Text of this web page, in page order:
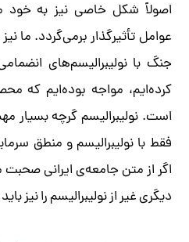
اصولاً شکل خاصی نیز به خود
عوامل تأثیرگذار برمی‌گردد. ما
جنگ با نولیبرالیسم‌های
کرده‌ایم، مواجه بوده‌ایم که
است. نولیبرالیسم گرچه بسیار
فقط با نولیبرالیسم و منطق
اگر از متن جامعه‌ی ایرانی
دیگری غیر از نولیبرالیسم را نیز